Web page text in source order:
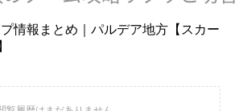
プ情報まとめ｜パルデア地方【スカー